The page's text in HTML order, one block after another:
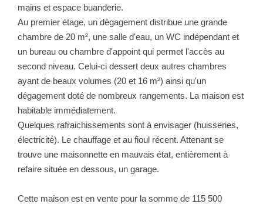
Nos Partenaires
Nous Rejoindre
Nos Actualités Immo
Nous Contacter
ESPACE CLIENT
Espace Client Saint-Flour (VDS Immobilier)
Espace Client Aurillac (AGI)
mains et espace buanderie.
Au premier étage, un dégagement distribue une grande
chambre de 20 m², une salle d'eau, un WC indépendant et
un bureau ou chambre d'appoint qui permet l'accès au
second niveau. Celui-ci dessert deux autres chambres
ayant de beaux volumes (20 et 16 m²) ainsi qu'un
dégagement doté de nombreux rangements. La maison est
habitable immédiatement.
Quelques rafraichissements sont à envisager (huisseries,
électricité). Le chauffage et au fioul récent. Attenant se
trouve une maisonnette en mauvais état, entièrement à
refaire située en dessous, un garage.
Cette maison est en vente pour la somme de 115 500